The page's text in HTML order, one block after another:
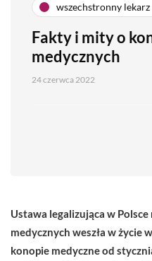
wszechstronny lekarz
Fakty i mity o
medycznych
24 czerwca 2022
Ustawa legalizująca w
medycznych weszła w życie
konopie medyczne od